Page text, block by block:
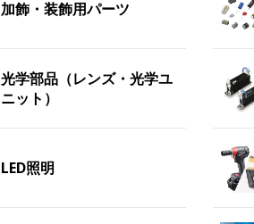
加飾・装飾用パーツ
光学部品（レンズ・光学ユ
ニット）
LED照明